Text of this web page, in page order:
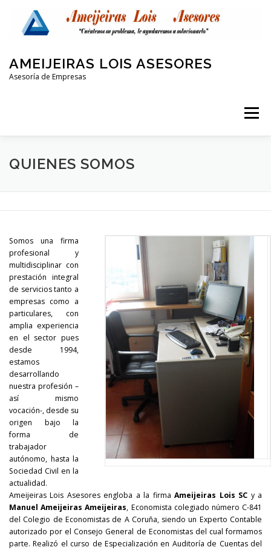
contenido
AMEIJEIRAS LOIS ASESORES
Asesoría de Empresas
Menú
QUIENES SOMOS LABORAL Y SEGURIDAD SOCIAL
OTRAS AREAS CONTACTO
QUIENES SOMOS
Somos una firma
profesional y
multidisciplinar con
prestación integral
de servicios tanto a
empresas como a
particulares, con
amplia experiencia
en el sector pues
desde 1994,
estamos
desarrollando
nuestra profesión –
así mismo
vocación-, desde su
origen bajo la
forma de
trabajador
autónomo, hasta la
Sociedad Civil en la
actualidad.
Ameijeiras Lois Asesores engloba a la firmaAmeijeiras Lois SC y a
Manuel Ameijeiras Ameijeiras, Economista colegiado número C-841
del Colegio de Economistas de A Coruña, siendo un Experto Contable
autorizado por el Consejo General de Economistas del cual formamos
parte. Realizó el curso de Especialización en Auditoría de Cuentas del